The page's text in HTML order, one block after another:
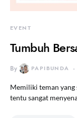
EVENT
Tumbuh
By PAPIBUNDA
Memiliki teman yang
tentu sangat